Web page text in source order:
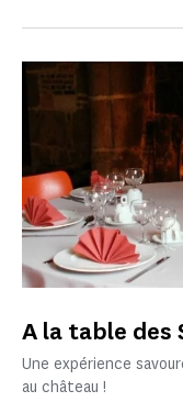
A la table des
Une expérience
au château !